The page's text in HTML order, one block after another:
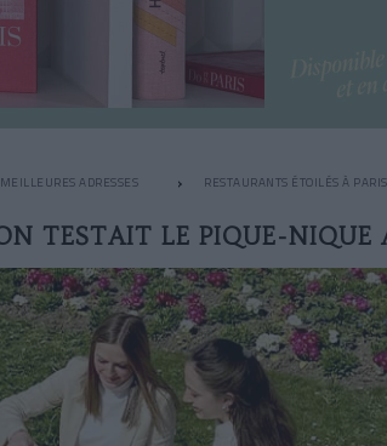
ADRESSES RESTAURANTS ÉTOILÉS À
TESTAIT LE PIQUE-